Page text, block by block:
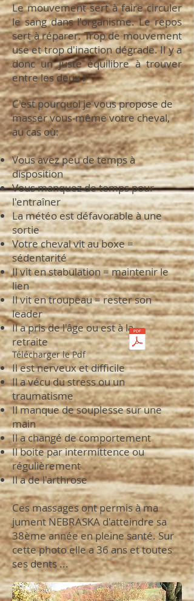
Le mouvement sert à faire circuler
le sang dans l'organisme. Le repos
sert à réparer. Trop de mouvement
use et trop d'inaction dégrade. Il y a
donc un juste équilibre à trouver
entre les deux !
C'est pourquoi je vous propose de
masser vous-même votre cheval,
au cas où:
Vous avez peu de temps à
disposition
Vous manquez de temps pour
l'entraîner
La météo est défavorable à une
sortie
Votre cheval vit au boxe =
sédentarité
Il vit en stabulation = maintenir le
lien
Il vit en troupeau = rester son
leader
Il a pris de l'âge ou est à la
retraite
Télécharger le Pdf
Il est nerveux et difficile
Il a vécu du stress ou un
traumatisme
Il manque de souplesse sur une
main
Il a changé de comportement
Il boite par intermittence ou
régulièrement
Il a de l'arthrose
Ces massages ont permis à ma
jument NEBRASKA d'atteindre sa
38ème année en pleine santé. Sur
cette photo elle a 36 ans et toutes
ses dents ...